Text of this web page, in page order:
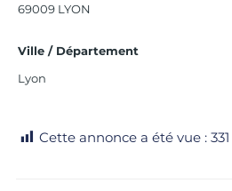
69009 LYON
Ville / Département
Lyon
Cette annonce a été vue : 331